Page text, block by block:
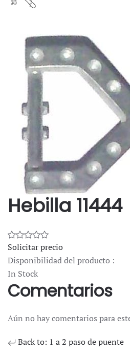
Hebilla 11444
Solicitar precio
Disponibilidad del producto :
In Stock
Comentarios
Aún no hay comentarios para
Back to: 1 a 2 paso de puente